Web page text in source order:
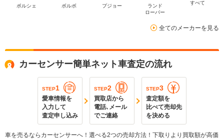
ポルシェ ボルボ プジョー
ランド
ローバー
すべて
全てのメーカーを見る
カーセンサー簡単ネット車査定の流れ
STEP1
愛車情報を
入力して
査定申し込み
STEP2
買取店から
電話､メール
でご連絡
STEP3
査定額を
比べて売却先
を決める
車を売るならカーセンサーへ！選べる2つの売却方法！下取りより買取額が高価